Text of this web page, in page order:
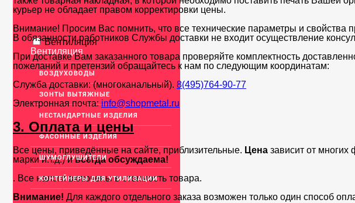
Вентиляция
Вентиляция
ВОЗДУХОВОДЫ
ЗОНТЫ ВЫТЯЖНЫЕ
НЕСТАНДАРТНЫЕ ИЗДЕЛИЯ
ФАСОННЫЕ ИЗДЕЛИЯ
ШУМОГЛУШИТЕЛИ
КОНТЕЙНЕРЫ ДЛЯ УТИЛИЗАЦИИ
курьер не обладает правом корректировки цены.
Внимание! Просим Вас помнить, что все технические параметры и свойства
В обязанности работников Службы доставки не входит осуществление
При доставке Вам заказанного товара проверяйте комплектность
пожеланий и претензий обращайтесь к нам по следующим координатам:
Служба доставки: (многоканальный). 8(495)764-90-77
Электронная почта:info@shopmetal.ru
3. Оплата и цены
Все цены, приведённые на сайте, приблизительные. Цена зависит от многих
марки и.т.д.) ивсегда обсуждаема!
. Все налоги включены в стоимость товара.
Внимание! Для каждого отдельного заказа возможен только один способ